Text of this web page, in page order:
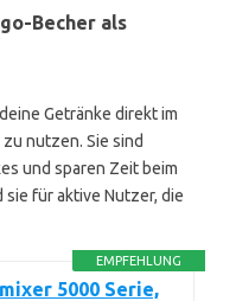
Becher als
Getränke direkt im
nutzen. Sie sind
und sparen Zeit beim
für aktive Nutzer, die
EMPFEHLUNG
5000 Serie,